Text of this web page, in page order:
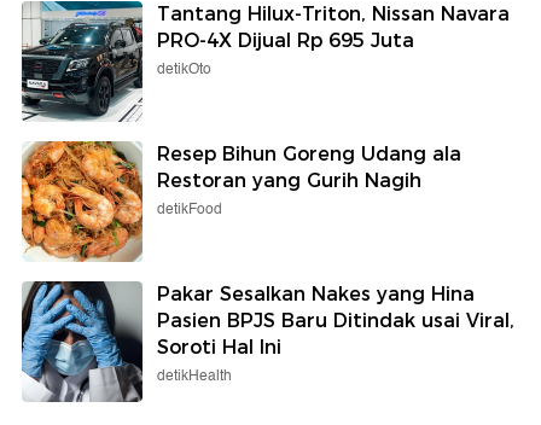
Tantang Hilux-Triton, Nissan Navara
PRO-4X Dijual Rp 695 Juta
detikOto
Resep Bihun Goreng Udang ala
Restoran yang Gurih Nagih
detikFood
Pakar Sesalkan Nakes yang Hina
Pasien BPJS Baru Ditindak usai Viral,
Soroti Hal Ini
detikHealth